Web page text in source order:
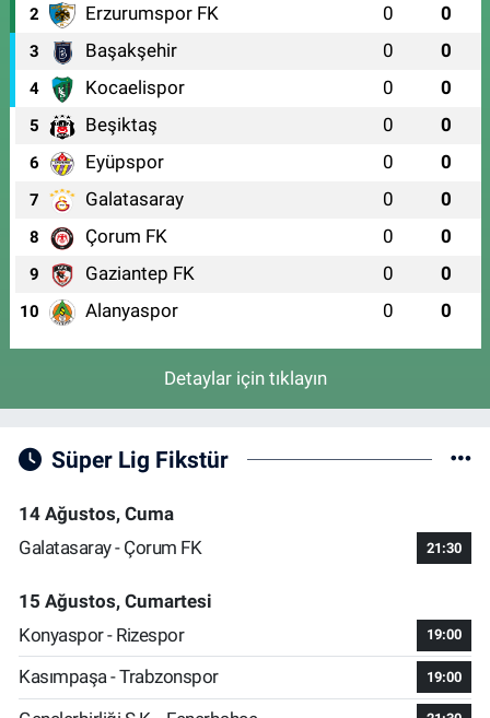
2 Erzurumspor FK 0 0
3 Başakşehir 0 0
4 Kocaelispor 0 0
5 Beşiktaş 0 0
6 Eyüpspor 0 0
7 Galatasaray 0 0
8 Çorum FK 0 0
9 Gaziantep FK 0 0
10 Alanyaspor 0 0
Detaylar için tıklayın
Süper Lig Fikstür
14 Ağustos, Cuma
Galatasaray - Çorum FK
21:30
15 Ağustos, Cumartesi
Konyaspor - Rizespor
19:00
Kasımpaşa - Trabzonspor 19:00